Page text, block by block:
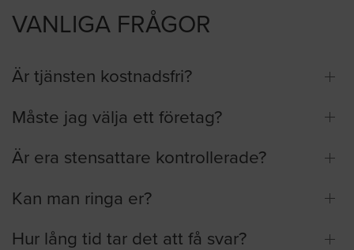
VANLIGA FRÅGOR
Är tjänsten kostnadsfri?
Måste jag välja ett företag?
Är era stensattare kontrollerade?
Kan man ringa er?
Hur lång tid tar det att få svar?